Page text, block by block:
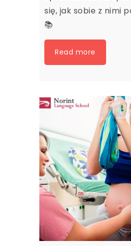
się, jak sobie z nimi
📚
Read more